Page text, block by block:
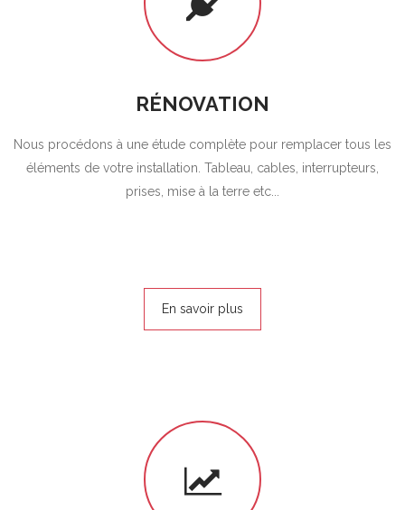
RÉNOVATION
Nous procédons à une étude complète pour remplacer tous les
éléments de votre installation. Tableau, cables, interrupteurs,
prises, mise à la terre etc...
En savoir plus